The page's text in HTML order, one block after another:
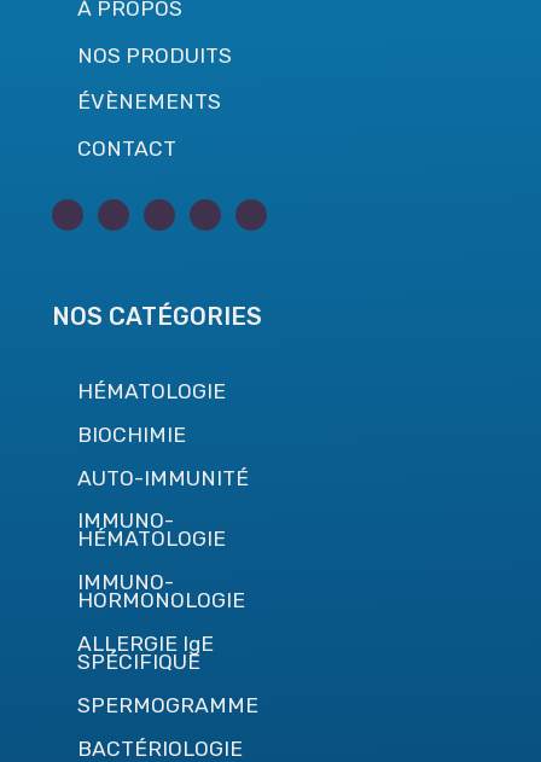
À PROPOS
NOS PRODUITS
ÉVÈNEMENTS
CONTACT
NOS CATÉGORIES
HÉMATOLOGIE
BIOCHIMIE
AUTO-IMMUNITÉ
IMMUNO-
HÉMATOLOGIE
IMMUNO-
HORMONOLOGIE
ALLERGIE IgE
SPÉCIFIQUE
SPERMOGRAMME
BACTÉRIOLOGIE